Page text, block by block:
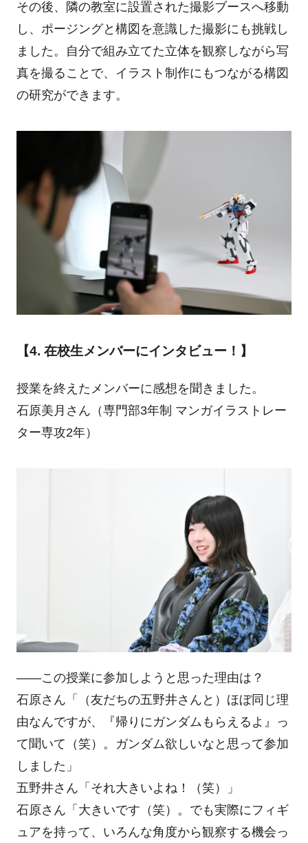
その後、隣の教室に設置された撮影ブースへ移動
し、ポージングと構図を意識した撮影にも挑戦し
ました。自分で組み立てた立体を観察しながら写
真を撮ることで、イラスト制作にもつながる構図
の研究ができます。
【4. 在校生メンバーにインタビュー！】
授業を終えたメンバーに感想を聞きました。
石原美月さん（専門部3年制 マンガイラストレー
ター専攻2年）
――この授業に参加しようと思った理由は？
石原さん「（友だちの五野井さんと）ほぼ同じ理
由なんですが、『帰りにガンダムもらえるよ』っ
て聞いて（笑）。ガンダム欲しいなと思って参加
しました」
五野井さん「それ大きいよね！（笑）」
石原さん「大きいです（笑）。でも実際にフィギ
ュアを持って、いろんな角度から観察する機会っ